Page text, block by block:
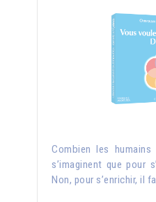
Combien les
s’imaginent que pour
Non, pour s’enrichir, il